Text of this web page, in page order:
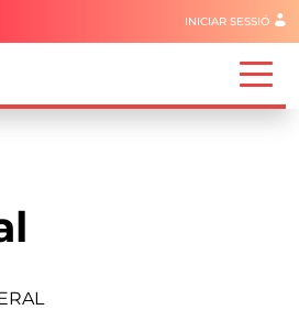
Menú del
INICIAR SESSIÓ